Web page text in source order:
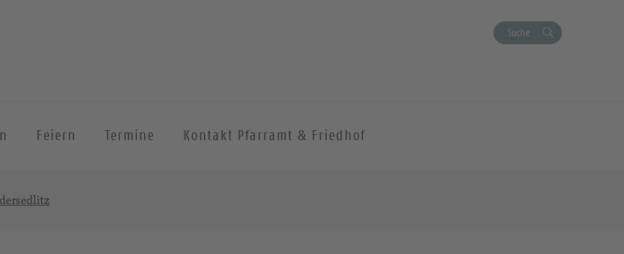
Suche
Feiern Termine Kontakt Pfarramt & Friedhof